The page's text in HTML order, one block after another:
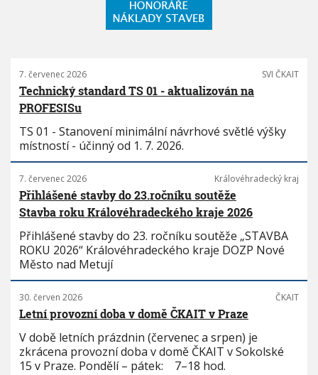
7. červenec 2026 SVI ČKAIT
Technický standard TS 01 - aktualizován na
PROFESISu
TS 01 - Stanovení minimální návrhové světlé výšky
místností - účinný od 1. 7. 2026.
7. červenec 2026 Královéhradecký kraj
Přihlášené stavby do 23.ročníku soutěže
Stavba roku Královéhradeckého kraje 2026
Přihlášené stavby do 23. ročníku soutěže „STAVBA
ROKU 2026“ Královéhradeckého kraje DOZP Nové
Město nad Metují
30. červen 2026 ČKAIT
Letní provozní doba v domě ČKAIT v Praze
V době letních prázdnin (červenec a srpen) je
zkrácena provozní doba v domě ČKAIT v Sokolské
15 v Praze. Pondělí – pátek: 7–18 hod.